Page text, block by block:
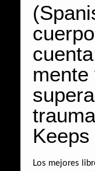
Los mejores